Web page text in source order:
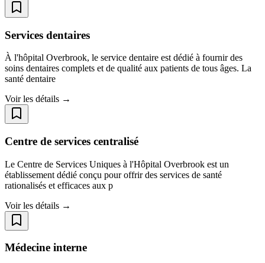
Services dentaires
À l'hôpital Overbrook, le service dentaire est dédié à fournir des
soins dentaires complets et de qualité aux patients de tous âges. La
santé dentaire
Voir les détails →
Centre de services centralisé
Le Centre de Services Uniques à l'Hôpital Overbrook est un
établissement dédié conçu pour offrir des services de santé
rationalisés et efficaces aux p
Voir les détails →
Médecine interne